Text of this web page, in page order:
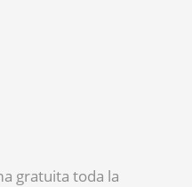
gratuita toda la